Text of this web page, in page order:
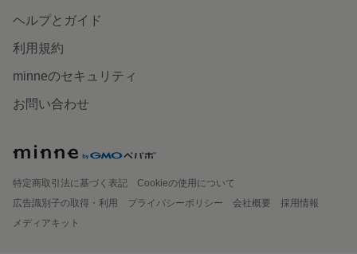
ヘルプとガイド
利用規約
minneのセキュリティ
お問い合わせ
特定商取引法に基づく表記
Cookieの使用について
広告識別子の取得・利用
プライバシーポリシー 会社概要
採用情報
メディアキット